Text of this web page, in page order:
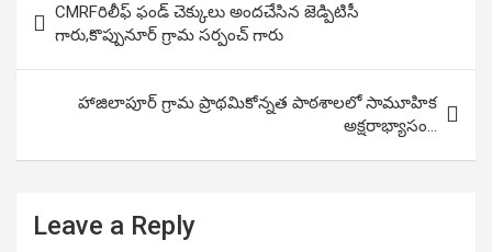
navigation
CMRFరిలీఫ్ ఫండ్ చెక్కులు అందచేసిన జెడ్పిటిసీ
గారు,కొప్పునూర్ గ్రామ సర్పంచ్ గారు
హాజిలాపూర్ గ్రామ ప్రాథమికోన్నత పాఠశాలలో సామూహిక
అక్షరాభ్యాసం…
Leave a Reply